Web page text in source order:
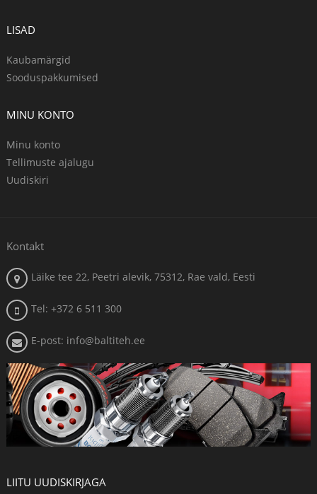
LISAD
Kaubamärgid
Sooduspakkumised
MINU KONTO
Minu konto
Tellimuste ajalugu
Uudiskiri
Kontakt
Läike tee 22, Peetri alevik, 75312, Rae vald, Eesti
Tel: +372 6 511 300
E-post: info@baltiteh.ee
LIITU UUDISKIRJAGA